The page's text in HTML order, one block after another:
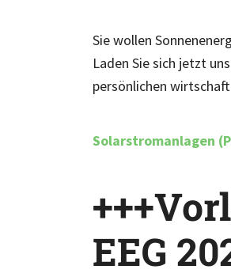
Sie wollen
Laden Sie sich jetzt
persönlichen
Solarstromanlagen
EEG